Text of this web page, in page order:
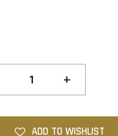
+
ADD TO WISHLIST